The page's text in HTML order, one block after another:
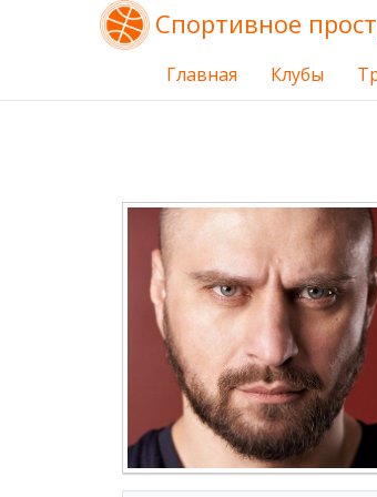
Спортивное
Главная Клубы